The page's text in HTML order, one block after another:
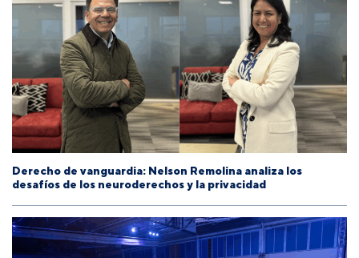
Derecho de vanguardia: Nelson Remolina analiza los
desafíos de los neuroderechos y la privacidad